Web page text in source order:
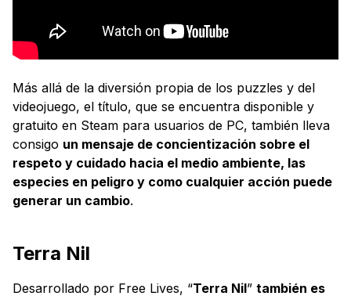
Más allá de la diversión propia de los puzzles y del
videojuego, el título, que se encuentra disponible y
gratuito en Steam para usuarios de PC, también lleva
consigo un mensaje de concientización sobre el
respeto y cuidado hacia el medio ambiente, las
especies en peligro y como cualquier acción puede
generar un cambio.
Terra Nil
Desarrollado por Free Lives, “Terra Nil” también es